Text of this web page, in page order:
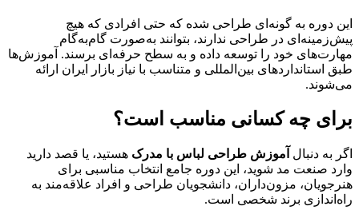
این دوره به گونه‌ای طراحی شده که حتی افرادی که هیچ
پیش‌زمینه‌ای در طراحی ندارند، بتوانند به‌صورت گام‌به‌گام
مهارت‌های خود را توسعه داده و به سطح حرفه‌ای برسند. آموزش‌ها
طبق استانداردهای بین‌المللی و متناسب با نیاز بازار ایران ارائه
می‌شوند.
برای چه کسانی مناسب است؟
اگر به دنبال آموزش طراحی لباس با مدرک هستید، یا قصد دارید
وارد صنعت مد شوید، این دوره جامع انتخاب مناسبی برای
هنرجویان، مزون‌داران، دانشجویان طراحی و افراد علاقه‌مند به
راه‌اندازی برند شخصی است.